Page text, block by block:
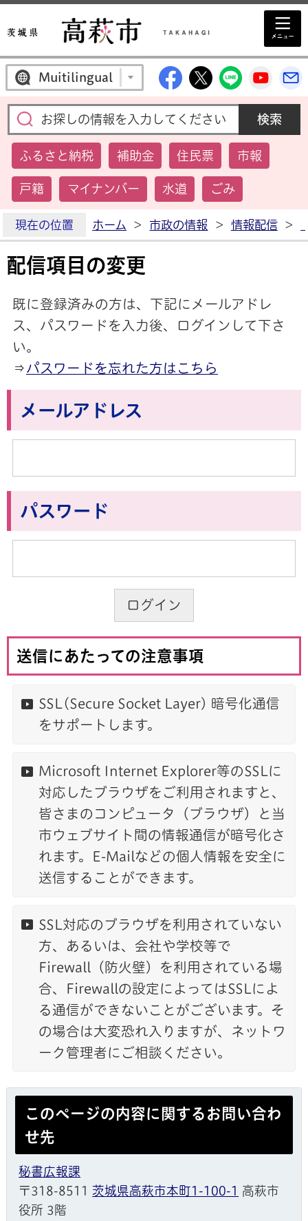
Muitilingual 高萩市公式
高萩市公式
高萩市
高
ふるさと納税 補助金 住民票 市報
戸籍 マイナンバー 水道 ごみ
現在の位置 ホーム > 市政の情報 > 情報配信 >
配信項目の変更
既に登録済みの方は、下記にメールアドレ
ス、パスワードを入力後、ログインして下さ
い。
⇒ パスワードを忘れた方はこちら
メールアドレス
パスワード
送信にあたっての注意事項
SSL(Secure Socket Layer) 暗号化通信
をサポートします。
Microsoft Internet Explorer等のSSLに
対応したブラウザをご利用されますと、
皆さまのコンピュータ（ブラウザ）と当
市ウェブサイト間の情報通信が暗号化さ
れます。E-Mailなどの個人情報を安全に
送信することができます。
SSL対応のブラウザを利用されていない
方、あるいは、会社や学校等で
Firewall（防火壁）を利用されている場
合、Firewallの設定によってはSSLによ
る通信ができないことがございます。そ
の場合は大変恐れ入りますが、ネットワ
ーク管理者にご相談ください。
このページの内容に関するお問い合わ
せ先
秘書広報課
〒318-8511 茨城県高萩市本町1-100-1
高萩市
役所 3階